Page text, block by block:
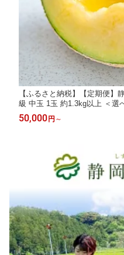
【ふるさと納税】【定期便】
級 中玉 1玉 約1.3kg以上 ＜選
ロン 高級メロン マスクメロ
り寄せ 国産 静岡県 菊川市 送
50,000 円 ～